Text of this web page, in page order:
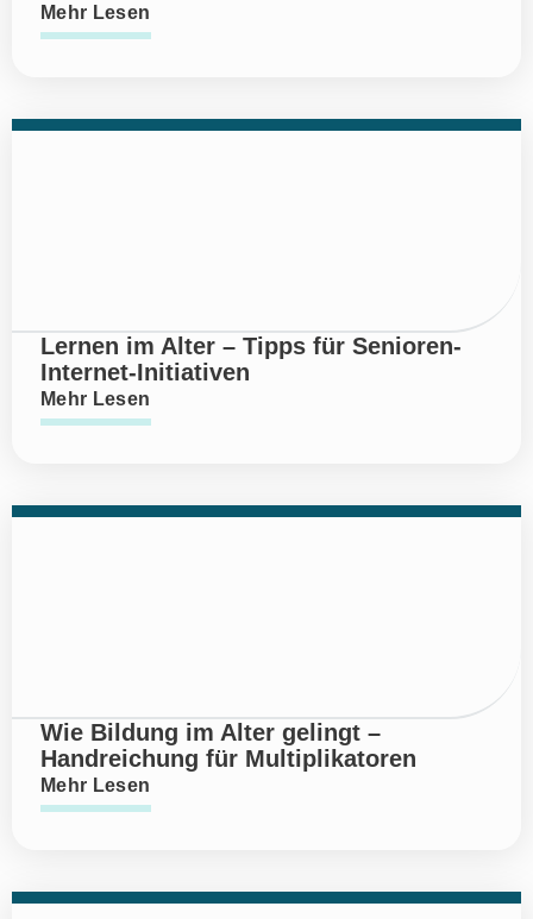
Mehr Lesen
Lernen im Alter – Tipps für Senioren-
Internet-Initiativen
Mehr Lesen
Wie Bildung im Alter gelingt –
Handreichung für Multiplikatoren
Mehr Lesen